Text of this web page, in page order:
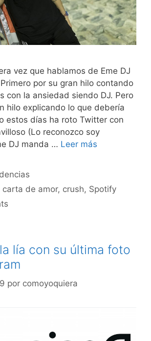
vez que hablamos de Eme DJ
por su gran hilo contando
con la ansiedad siendo DJ. Pero
hilo explicando lo que debería
estos días ha roto Twitter con
(Lo reconozco soy
DJ manda … Leer más
carta de amor, crush, Spotify
lía con su última foto
por comoyoquiera